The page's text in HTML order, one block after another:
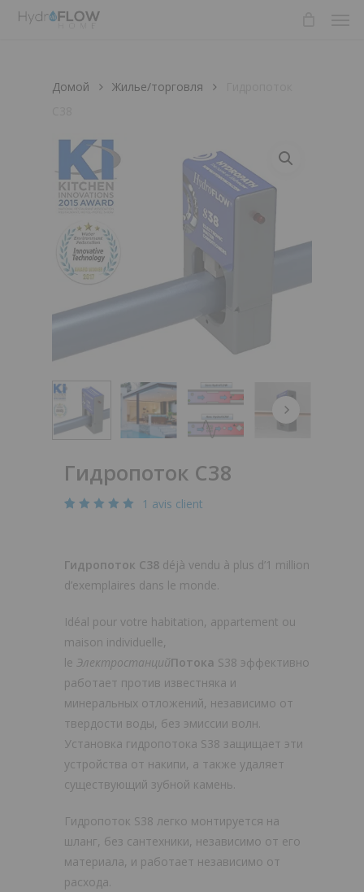
Skip
Домой Жилье/торговля
Гидропоток С38
sur
notation
client
1 avis client
Гидропоток С38 déjà vendu à plus d’1 million
d’exemplaires dans le monde.
Idéal pour votre habitation, appartement ou
maison individuelle,
le ЭлектростанцийПотока S38 эффективно
работает против известняка и
минеральных отложений, независимо от
твердости воды, без эмиссии волн.
Установка гидропотока S38 защищает эти
устройства от накипи, а также удаляет
существующий зубной камень.
Гидропоток S38 легко монтируется на
шланг, без сантехники, независимо от его
материала, и работает независимо от
расхода.